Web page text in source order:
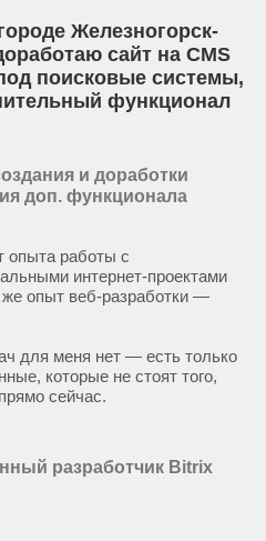
Железногорск-
сайт на CMS
поисковые системы,
функционал
и доработки
доп. функционала
опыта работы с
интернет-проектами
опыт веб-разработки —
для меня нет — есть только
которые не стоят того,
сейчас.
разработчик Bitrix